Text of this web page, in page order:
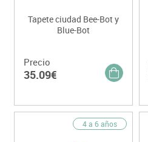
Tapete ciudad Bee-Bot y
Blue-Bot
Precio
35.09€
4 a 6 años